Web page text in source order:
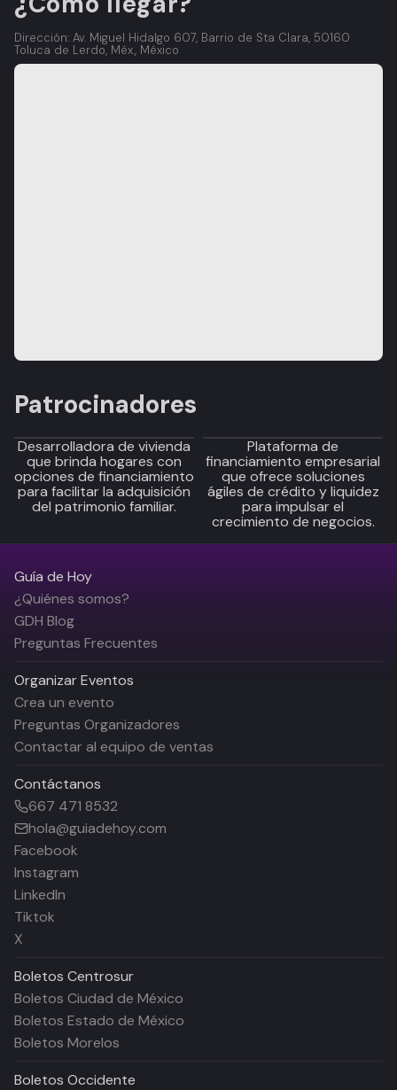
Dirección: Av. Miguel Hidalgo 607, Barrio de Sta Clara, 50160
Toluca de Lerdo, Méx., México
Patrocinadores
Desarrolladora de vivienda
que brinda hogares con
opciones de financiamiento
para facilitar la adquisición
del patrimonio familiar.
Plataforma de
financiamiento empresarial
que ofrece soluciones
ágiles de crédito y liquidez
para impulsar el
crecimiento de negocios.
Guía de Hoy
¿Quiénes somos?
GDH Blog
Preguntas Frecuentes
Organizar Eventos
Crea un evento
Preguntas Organizadores
Contactar al equipo de ventas
Contáctanos
667 471 8532
hola@guiadehoy.com
Facebook
Instagram
LinkedIn
Tiktok
X
Boletos Centrosur
Boletos Ciudad de México
Boletos Estado de México
Boletos Morelos
Boletos Occidente